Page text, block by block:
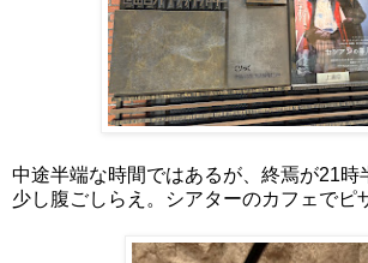
中途半端な時間ではあるが、終焉が21時
少し腹ごしらえ。シアターのカフェでピ